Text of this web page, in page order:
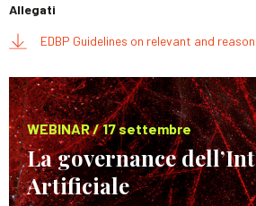
Allegati
EDBP Guidelines on relevant and
WEBINAR / 17 settembre
La governance
Artificiale